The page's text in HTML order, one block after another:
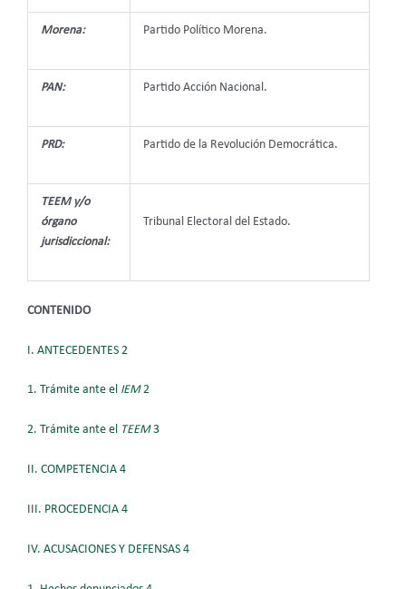
Morena: Partido Político Morena.
PAN: Partido Acción Nacional.
PRD: Partido de la Revolución Democrática.
TEEM y/o
órgano
jurisdiccional:
Tribunal Electoral del Estado.
CONTENIDO
I. ANTECEDENTES 2
1. Trámite ante el IEM2
2. Trámite ante el TEEM3
II. COMPETENCIA 4
III. PROCEDENCIA 4
IV. ACUSACIONES Y DEFENSAS 4